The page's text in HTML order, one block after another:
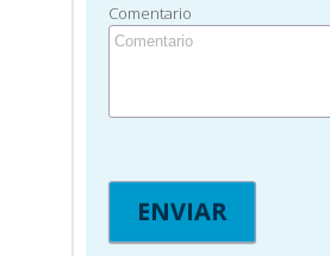
Comentario